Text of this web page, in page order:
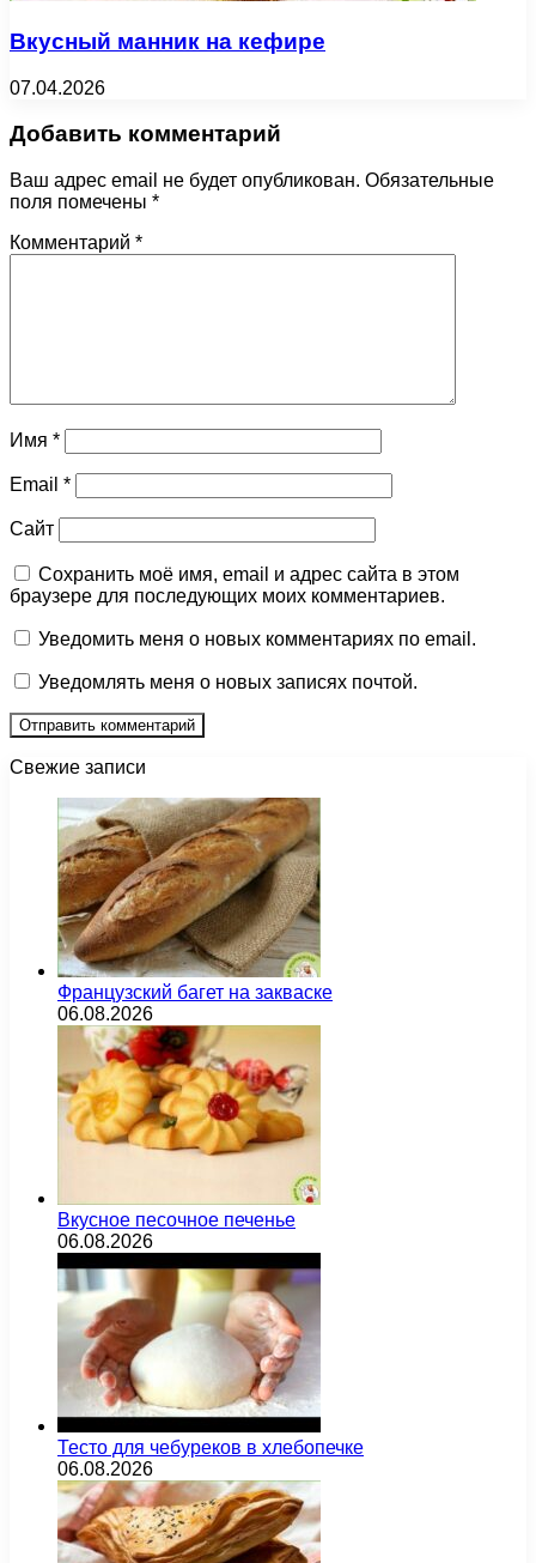
Вкусный манник на кефире
07.04.2026
Добавить комментарий
Ваш адрес email не будет опубликован. Обязательные
поля помечены *
Комментарий *
Имя *
Email *
Сайт
Сохранить моё имя, email и адрес сайта в этом
браузере для последующих моих комментариев.
Уведомить меня о новых комментариях по email.
Уведомлять меня о новых записях почтой.
Свежие записи
Французский багет на закваске
06.08.2026
Вкусное песочное печенье
06.08.2026
Тесто для чебуреков в хлебопечке
06.08.2026